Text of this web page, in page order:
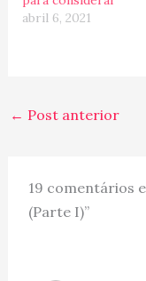
abril 6, 2021
← Post anterior
19 comentários
(Parte I)”